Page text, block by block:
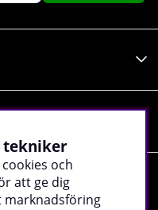
tekniker
och
att ge dig
marknadsföring